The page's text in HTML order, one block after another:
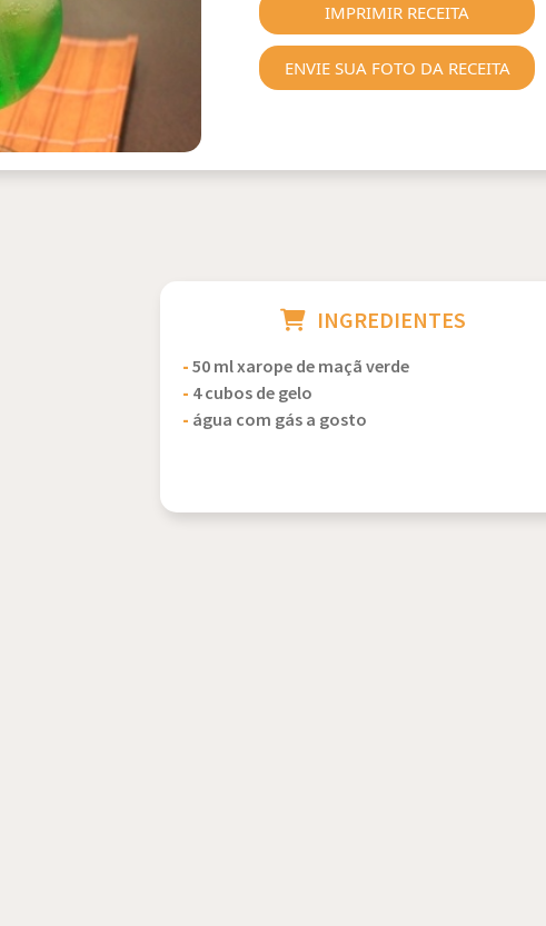
IMPRIMIR RECEITA
ENVIE SUA FOTO DA RECEITA
INGREDIENTES
-50 ml xarope de maçã verde
- 4 cubos de gelo
- água com gás a gosto